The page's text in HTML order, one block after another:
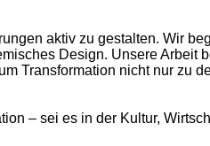
aktiv zu gestalten. Wir
Design. Unsere
Transformation nicht nur zu
– sei es in der Kultur,